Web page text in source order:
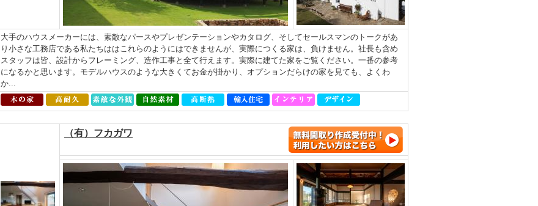
大手のハウスメーカーには、素敵なパースやプレゼンテーションやカタログ、そしてセールスマンのトークがあ
り小さな工務店である私たちははこれらのようにはできませんが、実際につくる家は、負けません。社長も含め
スタッフは皆、設計からフレーミング、造作工事と全て行えます。実際に建てた家をご覧ください。一番の参考
になるかと思います。モデルハウスのような大きくてお金が掛かり、オプションだらけの家を見ても、よくわ
か...
（有）フカガワ